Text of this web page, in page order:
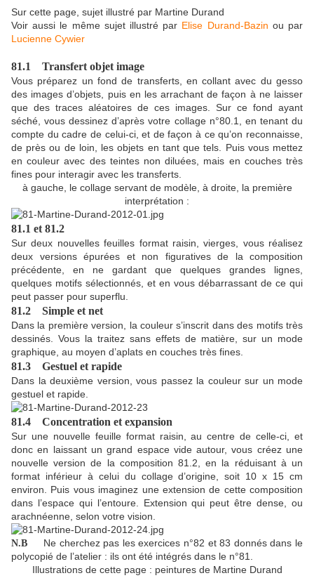
Sur cette page, sujet illustré par Martine Durand
Voir aussi le même sujet illustré par Elise Durand-Bazin ou par
Lucienne Cywier
81.1 Transfert objet image
Vous préparez un fond de transferts, en collant avec du gesso
des images d’objets, puis en les arrachant de façon à ne laisser
que des traces aléatoires de ces images. Sur ce fond ayant
séché, vous dessinez d’après votre collage n°80.1, en tenant du
compte du cadre de celui-ci, et de façon à ce qu’on reconnaisse,
de près ou de loin, les objets en tant que tels. Puis vous mettez
en couleur avec des teintes non diluées, mais en couches très
fines pour interagir avec les transferts.
à gauche, le collage servant de modèle, à droite, la première
interprétation :
81.1 et 81.2
Sur deux nouvelles feuilles format raisin, vierges, vous réalisez
deux versions épurées et non figuratives de la composition
précédente, en ne gardant que quelques grandes lignes,
quelques motifs sélectionnés, et en vous débarrassant de ce qui
peut passer pour superflu.
81.2 Simple et net
Dans la première version, la couleur s’inscrit dans des motifs très
dessinés. Vous la traitez sans effets de matière, sur un mode
graphique, au moyen d’aplats en couches très fines.
81.3 Gestuel et rapide
Dans la deuxième version, vous passez la couleur sur un mode
gestuel et rapide.
81.4 Concentration et expansion
Sur une nouvelle feuille format raisin, au centre de celle-ci, et
donc en laissant un grand espace vide autour, vous créez une
nouvelle version de la composition 81.2, en la réduisant à un
format inférieur à celui du collage d’origine, soit 10 x 15 cm
environ. Puis vous imaginez une extension de cette composition
dans l’espace qui l’entoure. Extension qui peut être dense, ou
arachnéenne, selon votre vision.
N.B Ne cherchez pas les exercices n°82 et 83 donnés dans le
polycopié de l’atelier : ils ont été intégrés dans le n°81.
Illustrations de cette page : peintures de Martine Durand